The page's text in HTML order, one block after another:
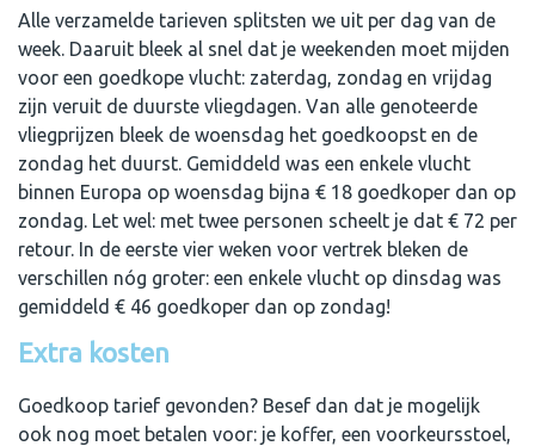
Alle verzamelde tarieven splitsten we uit per dag van de
week. Daaruit bleek al snel dat je weekenden moet mijden
voor een goedkope vlucht: zaterdag, zondag en vrijdag
zijn veruit de duurste vliegdagen. Van alle genoteerde
vliegprijzen bleek de woensdag het goedkoopst en de
zondag het duurst. Gemiddeld was een enkele vlucht
binnen Europa op woensdag bijna € 18 goedkoper dan op
zondag. Let wel: met twee personen scheelt je dat € 72 per
retour. In de eerste vier weken voor vertrek bleken de
verschillen nóg groter: een enkele vlucht op dinsdag was
gemiddeld € 46 goedkoper dan op zondag!
Extra kosten
Goedkoop tarief gevonden? Besef dan dat je mogelijk
ook nog moet betalen voor: je koffer, een voorkeursstoel,